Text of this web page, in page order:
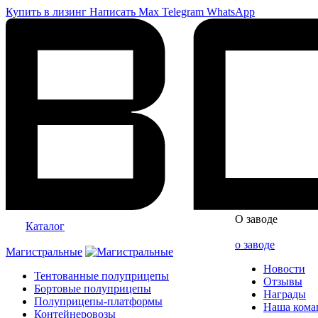
Купить в лизинг Написать Max Telegram WhatsApp
Каталог
Магистральные
Тентованные полуприцепы
Бортовые полуприцепы
Полуприцепы-платформы
Контейнеровозы
О заводе
о заводе
Новости
Отзывы
Награды
Наша